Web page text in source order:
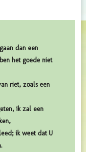
dan een
het goede niet
riet, zoals een
ik zal een
ik weet dat U